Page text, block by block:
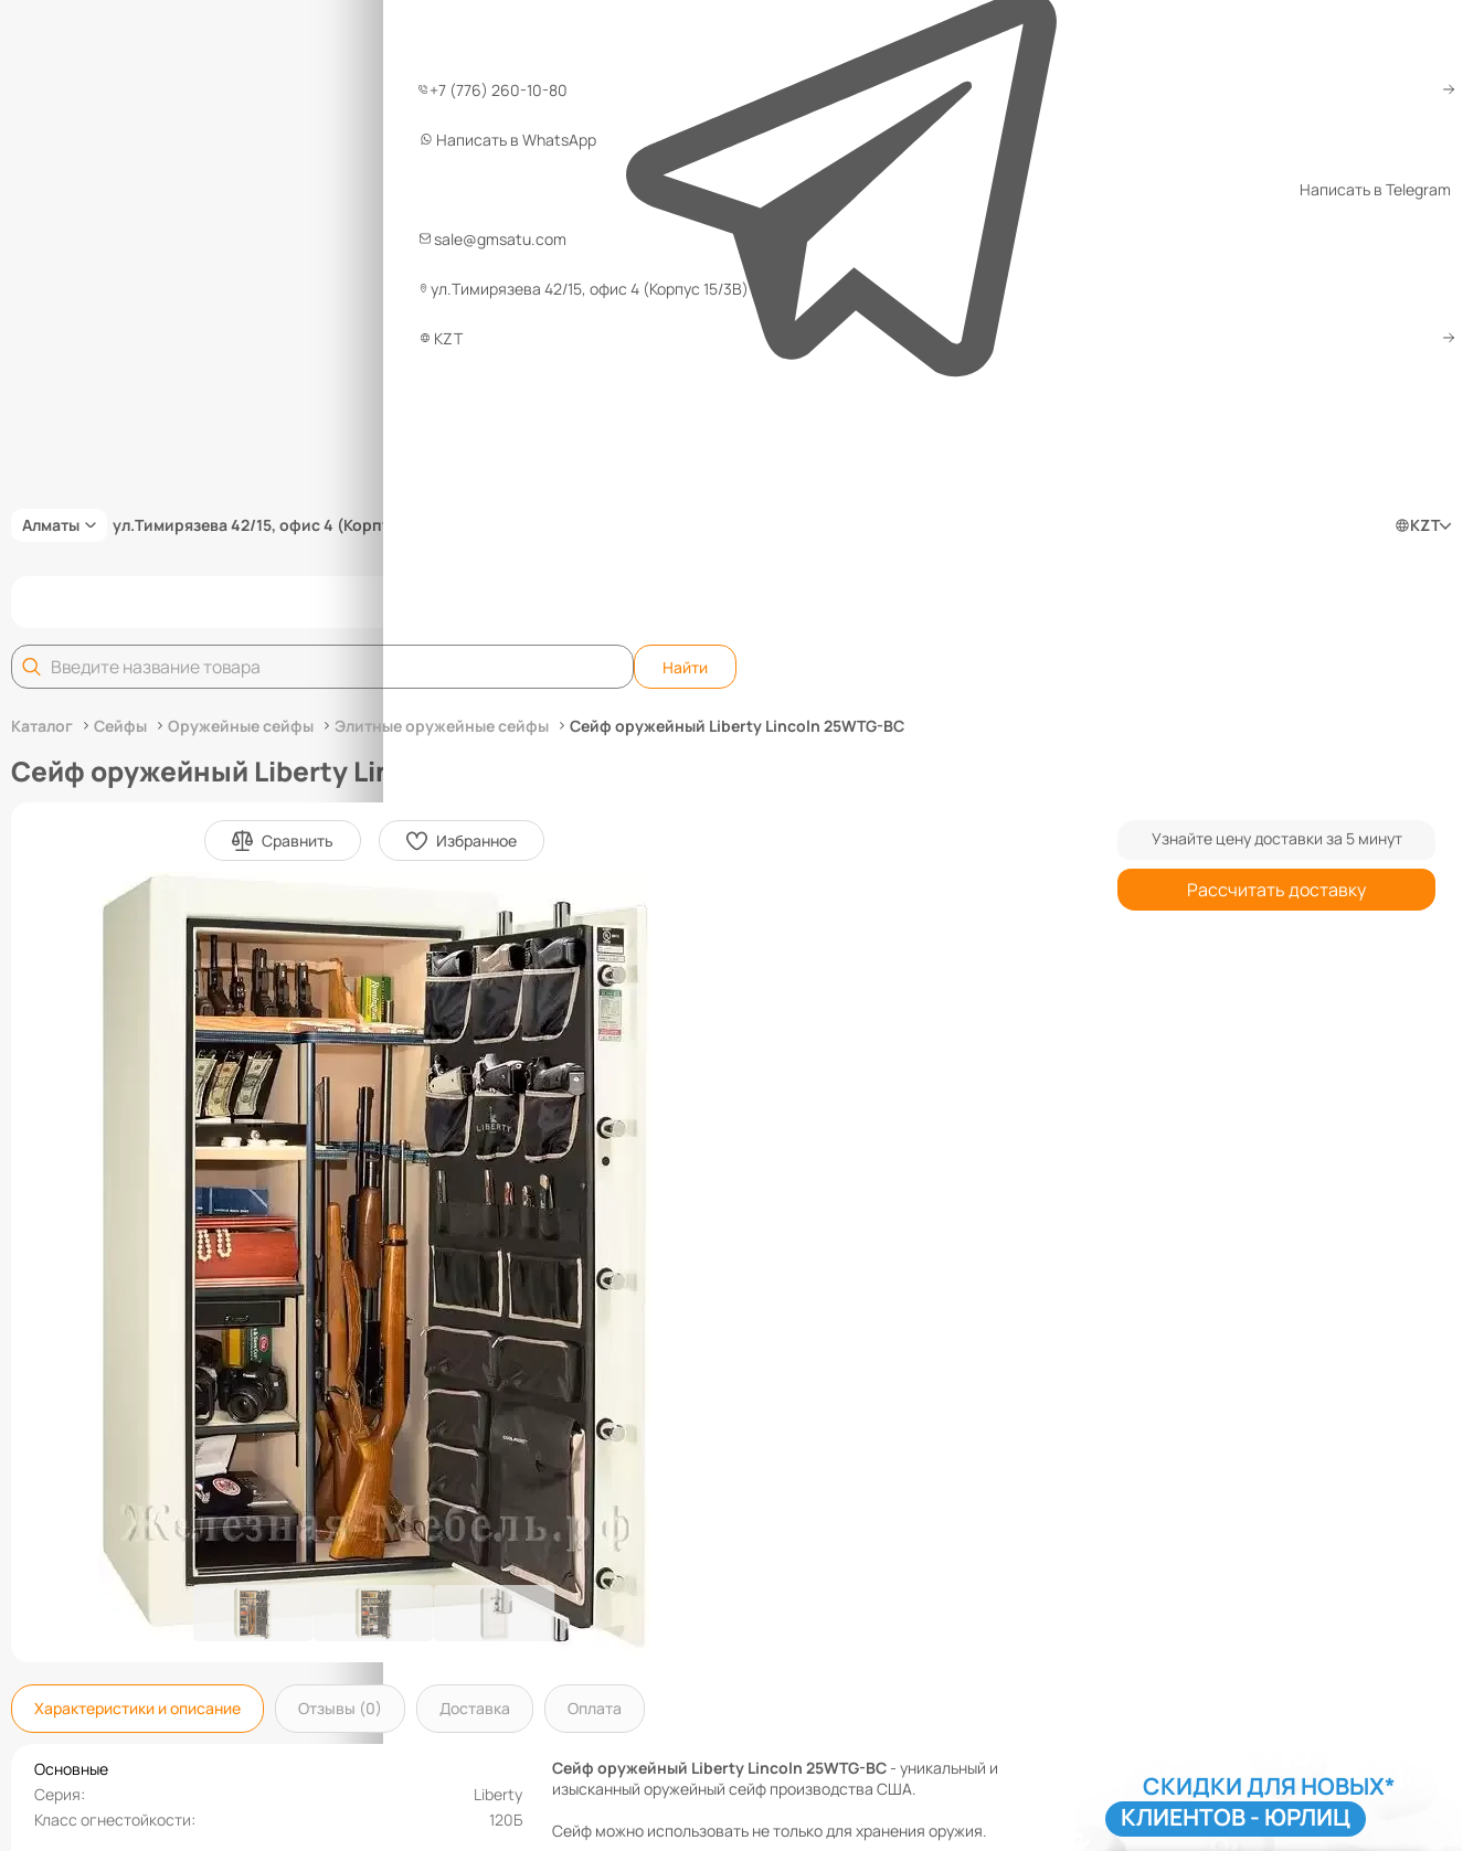
+7 (776) 260-10-80
Написать в WhatsApp
Написать в Telegram
sale@gmsatu.com
ул.Тимирязева 42/15, офис 4 (Корпус 15/3В)
KZT
Алматы ул.Тимирязева 42/15, офис 4 (Корпус 15/3В) KZT
Найти
Каталог Сейфы Оружейные сейфы Элитные оружейные сейфы Сейф оружейный Liberty Lincoln 25WTG-BC
Сейф оружейный Liberty Lincoln 25WTG-BC
Сравнить Избранное Узнайте цену доставки за 5 минут
Рассчитать доставку
Характеристики и описание Отзывы (0) Доставка Оплата
Основные
Серия
Liberty
Класс огнестойкости
120Б
Cейф оружейный Liberty Lincoln 25WTG-BC - уникальный и
изысканный оружейный сейф производства США.
Сейф можно использовать не только для хранения оружия.
СКИДКИ ДЛЯ НОВЫХ*
КЛИЕНТОВ - ЮРЛИЦ